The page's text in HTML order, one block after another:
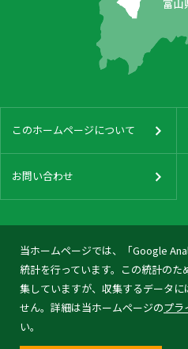
当ホームページでは、「Google
統計を行っています。この統計の
集していますが、収集するデータ
せん。詳細は当ホームページのプラ
い。
このホームページについて
お問い合わせ